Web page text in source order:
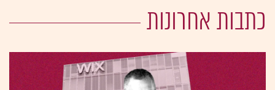
כתבות אחרונות